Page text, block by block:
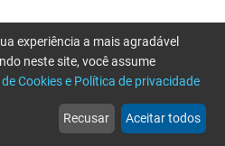
web
Notícias
more_horiz
Mais
experiência a mais agradável
neste site, você assume
Cookies e Política de privacidade
Recusar Aceitar todos
favor tente novamente